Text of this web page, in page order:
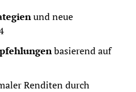
und neue
basierend auf
Renditen durch